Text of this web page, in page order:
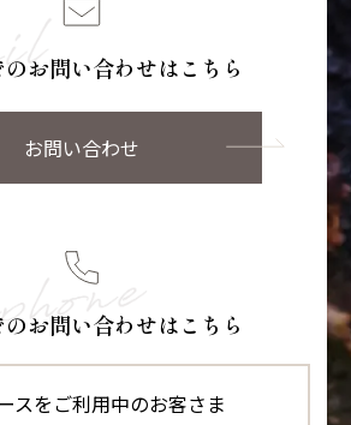
のお問い合わせはこちら
お問い合わせ
お問い合わせはこちら
スをご利用中のお客さま